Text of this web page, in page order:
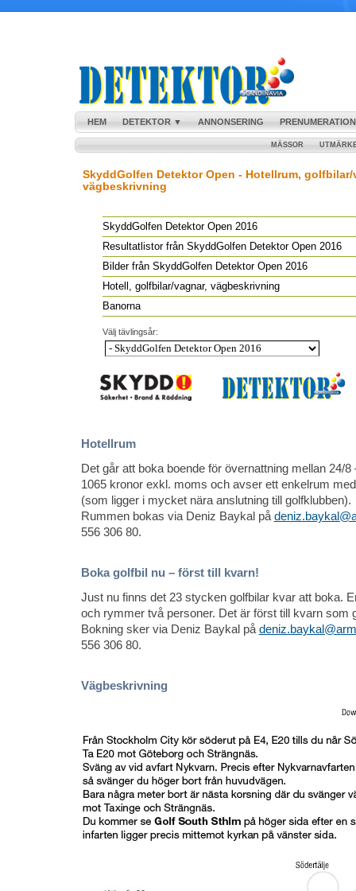
HEM DETEKTOR ▼ ANNONSERING PRENUMERATION
MÄSSOR
SkyddGolfen Detektor Open - Hotellrum, golfbilar/
vägbeskrivning
SkyddGolfen Detektor Open 2016
Resultatlistor från SkyddGolfen Detektor Open 2016
Bilder från SkyddGolfen Detektor Open 2016
Hotell, golfbilar/vagnar, vägbeskrivning
Banorna
Välj tävlingsår:
Hotellrum
Det går att boka boende för övernattning mellan 24/
1065 kronor exkl. moms och avser ett enkelrum
(som ligger i mycket nära anslutning till golfklubben).
Rummen bokas via Deniz Baykal på
556 306 80.
Boka golfbil nu – först till kvarn!
Just nu finns det 23 stycken golfbilar kvar att boka.
och rymmer två personer. Det är först till kvarn som
Bokning sker via Deniz Baykal på
556 306 80.
Vägbeskrivning